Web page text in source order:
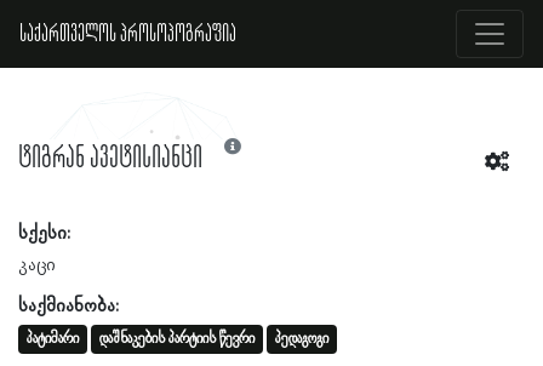
საქართველოს პროსოპოგრაფია
ტიგრან ავეტისიანცი
სქესი:
კაცი
საქმიანობა:
პატიმარი დაშნაკების პარტიის წევრი პედაგოგი